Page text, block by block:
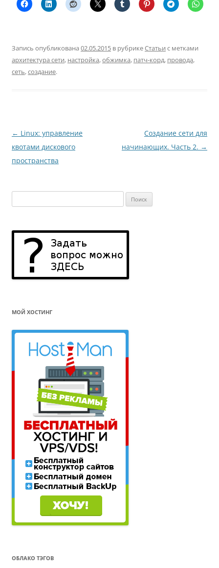
Запись опубликована 02.05.2015 в рубрикеСтатьи с метками
архитектура сети, настройка,обжимка, патч-корд, провода,
сеть,создание.
Навигация
по
записям
← Linux: управление
квотами дискового
пространства
Создание сети для
начинающих. Часть 2. →
МОЙ ХОСТИНГ
ОБЛАКО ТЭГОВ